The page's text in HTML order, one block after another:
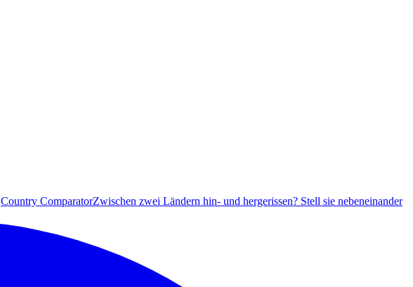
Country ComparatorZwischen zwei Ländern hin- und hergerissen? Stell sie nebeneinander